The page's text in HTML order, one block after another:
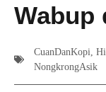
Wabup
CuanDanKopi,
NongkrongAsik